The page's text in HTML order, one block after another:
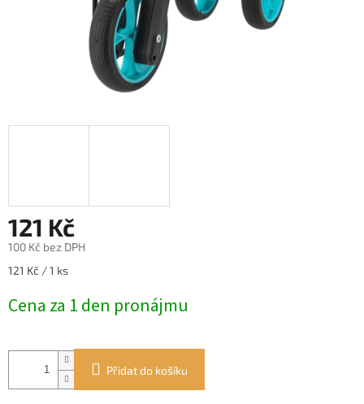
121 Kč
100 Kč bez DPH
Měrná
121 Kč / 1 ks
Cena za 1 den pronájmu
Přidat do košíku